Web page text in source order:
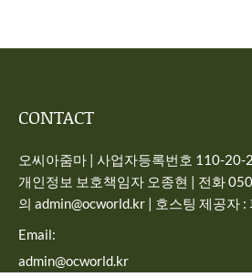
CONTACT
오씨아줌마 | 사업자등록번호 110-20-
개인정보 보호책임자 오종현 | 전화
의 admin@ocworld.kr | 호스팅 제공자 :
Email:
admin@ocworld.kr